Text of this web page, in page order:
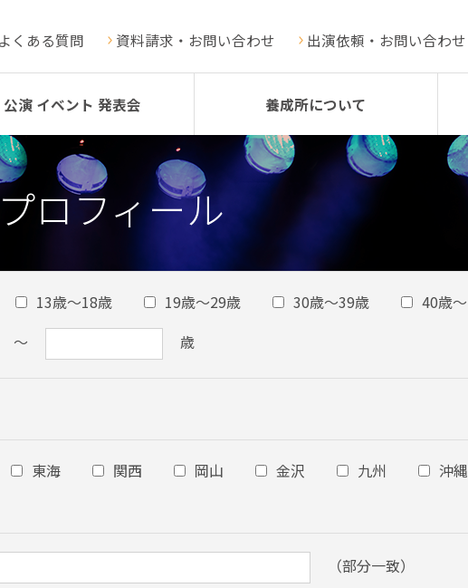
よくある質問 資料請求・お問い合わせ 出演依頼・お問い合わせ
公演 イベント 発表会 養成所について
ロフィール
13歳～18歳 19歳～29歳 30歳～39歳 40歳～
～ 歳
東海 関西 岡山 金沢 九州
沖縄
（部分一致）